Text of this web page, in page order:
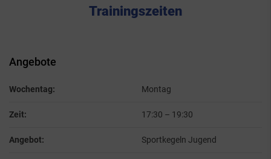
Trainingszeiten
Angebote
Wochentag: Montag
Zeit: 17:30 – 19:30
Angebot: Sportkegeln Jugend